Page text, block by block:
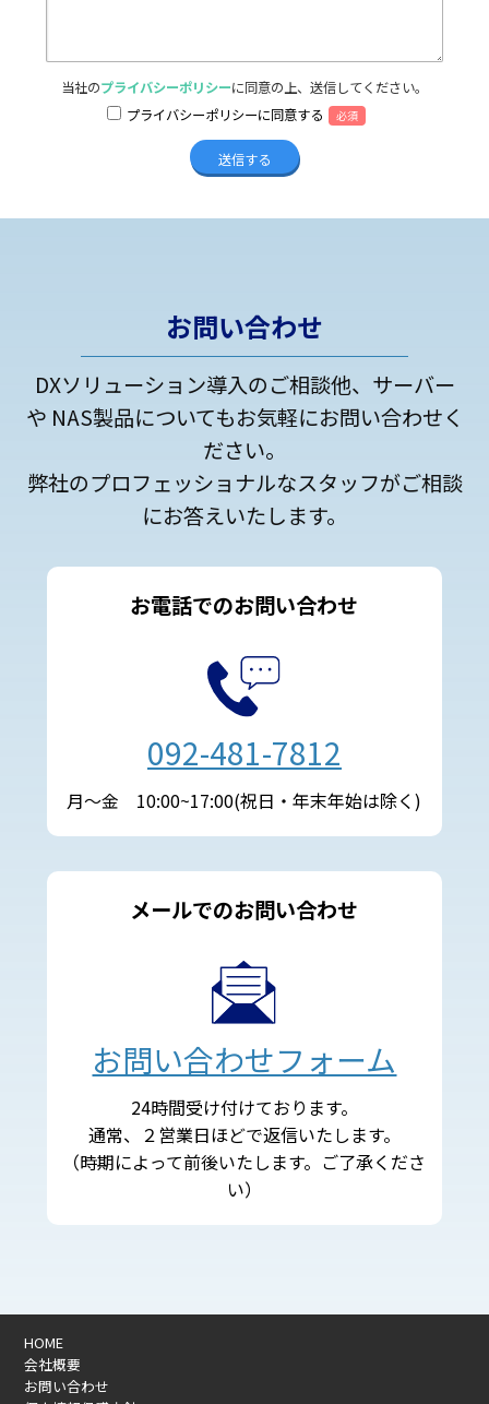
当社のプライバシーポリシーに同意の上、送信してください。
プライバシーポリシーに同意する
必須
お問い合わせ
DXソリューション導入のご相談他、サーバー
や NAS製品についてもお気軽にお問い合わせく
ださい。
弊社のプロフェッショナルなスタッフがご相談
にお答えいたします。
お電話でのお問い合わせ
092-481-7812
月～金 10:00~17:00(祝日・年末年始は除く)
メールでのお問い合わせ
お問い合わせフォーム
24時間受け付けております。
通常、２営業日ほどで返信いたします。
（時期によって前後いたします。ご了承くださ
い）
HOME
会社概要
お問い合わせ